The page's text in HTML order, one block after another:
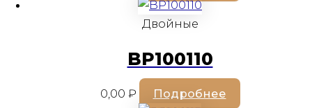
Двойные
BP100110
0,00 ₽ Подробнее